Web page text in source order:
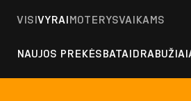
VISIVYRAIMOTERYSVAIKAMS
NAUJOS PREKĖSBATAIDRABUŽIAI